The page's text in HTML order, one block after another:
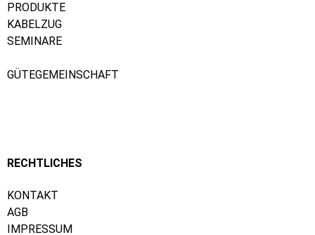
PRODUKTE
KABELZUG
SEMINARE
GÜTEGEMEINSCHAFT
RECHTLICHES
KONTAKT
AGB
IMPRESSUM